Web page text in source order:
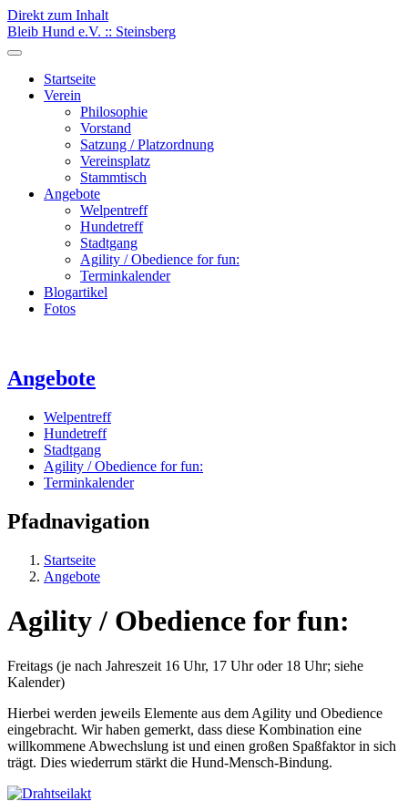
Direkt zum Inhalt
Bleib Hund e.V. :: Steinsberg
Startseite
Verein
Philosophie
Vorstand
Satzung / Platzordnung
Vereinsplatz
Stammtisch
Angebote
Welpentreff
Hundetreff
Stadtgang
Agility / Obedience for fun:
Terminkalender
Blogartikel
Fotos
Angebote
Welpentreff
Hundetreff
Stadtgang
Agility / Obedience for fun:
Terminkalender
Pfadnavigation
Startseite
Angebote
Agility / Obedience for fun:
Freitags (je nach Jahreszeit 16 Uhr, 17 Uhr oder 18 Uhr; siehe
Kalender)
Hierbei werden jeweils Elemente aus dem Agility und Obedience
eingebracht. Wir haben gemerkt, dass diese Kombination eine
willkommene Abwechslung ist und einen großen Spaßfaktor in sich
trägt. Dies wiederrum stärkt die Hund-Mensch-Bindung.